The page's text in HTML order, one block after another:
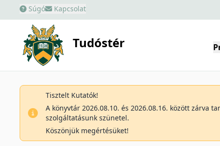
Súgó Kapcsolat
Tudóstér
Tisztelt Kutatók!
A könyvtár 2026.08.10. és 2026.08.16. között zárva
szolgáltatásunk szünetel.
Köszönjük megértésüket!